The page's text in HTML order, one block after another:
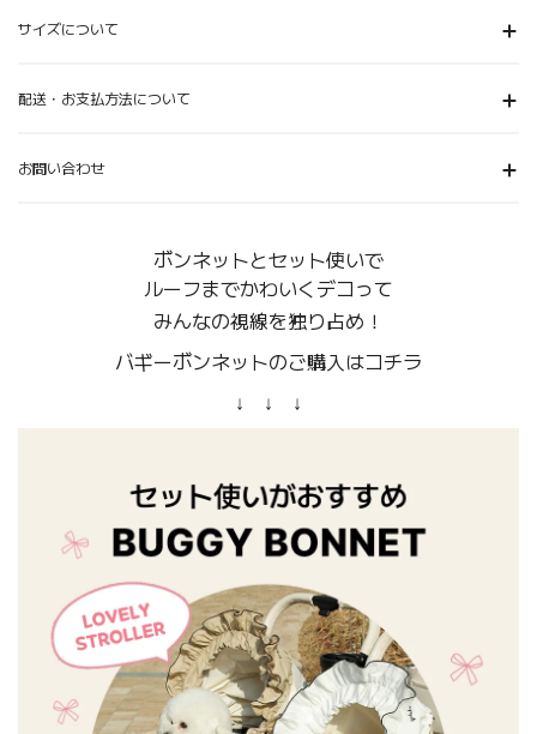
サイズについて
配送・お支払方法について
お問い合わせ
ボンネットとセット使いで
ルーフまでかわいくデコって
みんなの視線を独り占め！
バギーボンネットのご購入はコチラ
↓ ↓ ↓